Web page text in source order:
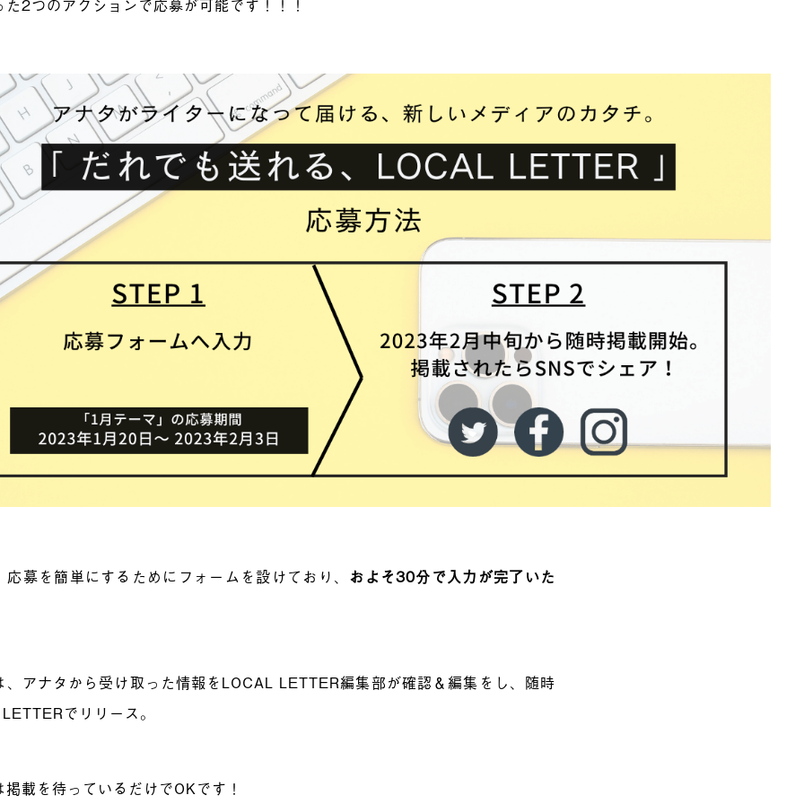
た2つのアクションで応募が可能です！！！
応募を簡単にするためにフォームを設けており、 およそ30分で入力が完了いた
、アナタから受け取った情報をLOCAL LETTER編集部が確認＆編集をし、随時
でリリース。
載を待っているだけでOKです！